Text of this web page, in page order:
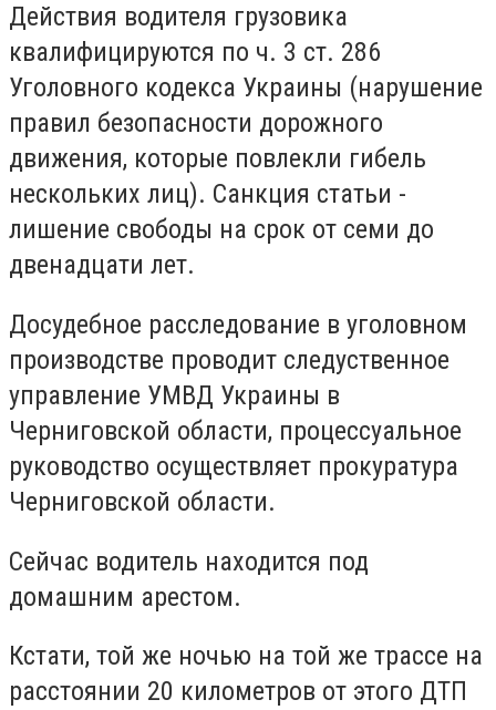
Действия водителя грузовика
квалифицируются по ч. 3 ст. 286
Уголовного кодекса Украины (нарушение
правил безопасности дорожного
движения, которые повлекли гибель
нескольких лиц). Санкция статьи -
лишение свободы на срок от семи до
двенадцати лет.
Досудебное расследование в уголовном
производстве проводит следуственное
управление УМВД Украины в
Черниговской области, процессуальное
руководство осуществляет прокуратура
Черниговской области.
Сейчас водитель находится под
домашним арестом.
Кстати, той же ночью на той же трассе на
расстоянии 20 километров от этого ДТП